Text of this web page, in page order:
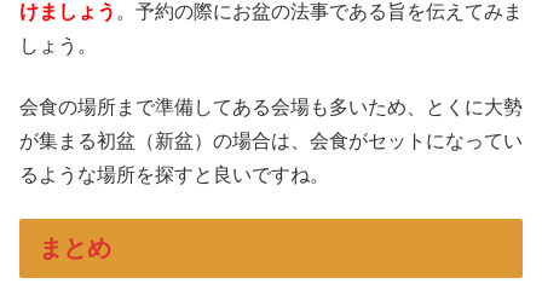
けましょう 。予約の際にお盆の法事である旨を伝えてみま
しょう。
会食の場所まで準備してある会場も多いため、とくに大勢
が集まる初盆（新盆）の場合は、会食がセットになってい
るような場所を探すと良いですね。
まとめ